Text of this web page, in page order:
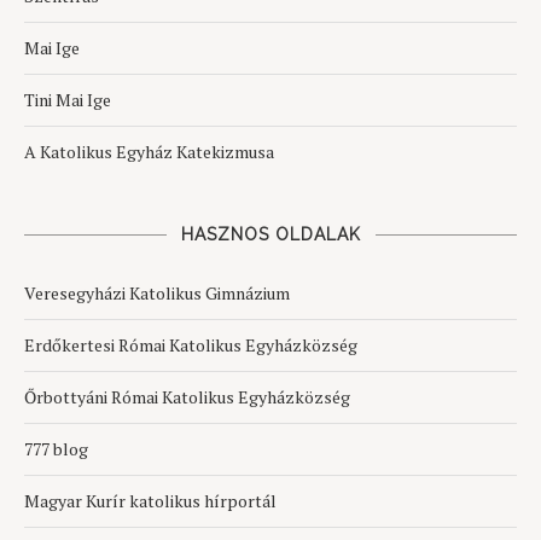
Mai Ige
Tini Mai Ige
A Katolikus Egyház Katekizmusa
HASZNOS OLDALAK
Veresegyházi Katolikus Gimnázium
Erdőkertesi Római Katolikus Egyházközség
Őrbottyáni Római Katolikus Egyházközség
777 blog
Magyar Kurír katolikus hírportál